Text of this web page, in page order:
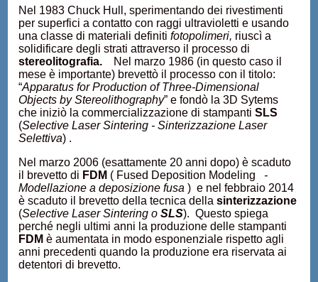
Nel 1983 Chuck Hull, sperimentando dei rivestimenti
per superfici a contatto con raggi ultravioletti e usando
una classe di materiali definitifotopolimeri, riuscì a
solidificare degli strati attraverso il processo di
stereolitografia.
Nel marzo 1986 (in questo caso il
mese è importante) brevettò il processo con il titolo:
“Apparatus for Production of Three-Dimensional
Objects by Stereolithography” e fondò la 3D Sytems
che iniziò la commercializzazione di stampantiSLS
(Selective Laser Sintering - Sinterizzazione Laser
Selettiva) .
Nel marzo 2006 (esattamente 20 anni dopo) è scaduto
il brevetto di FDM ( Fused Deposition Modeling -
Modellazione a deposizione fusa) e nel febbraio 2014
è scaduto il brevetto della tecnica dellasinterizzazione
(Selective Laser Sintering oSLS). Questo spiega
perché negli ultimi anni la produzione delle stampanti
FDM è aumentata in modo esponenziale rispetto agli
anni precedenti quando la produzione era riservata ai
detentori di brevetto.